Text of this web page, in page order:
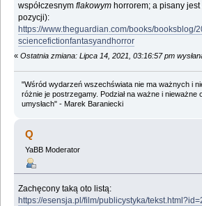
współczesnymflakowym horrorem; a pisany
pozycji):
https://www.theguardian.com/books/booksblog/
sciencefictionfantasyandhorror
« Ostatnia zmiana: Lipca 14, 2021, 03:16:57 pm
"Wśród wydarzeń wszechświata nie ma ważnych i
różnie je postrzegamy. Podział na ważne i nieważne
umysłach" - Marek Baraniecki
Q
YaBB Moderator
Zachęcony taką oto listą:
https://esensja.pl/film/publicystyka/